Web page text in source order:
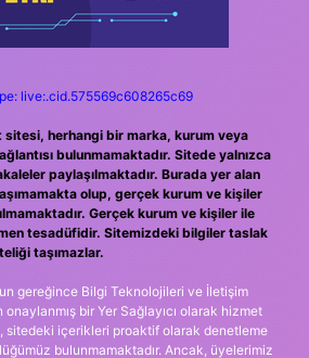
live:.cid.575569c608265c69
sitesi, herhangi bir marka, kurum veya
bulunmamaktadır. Sitede yalnızca
paylaşılmaktadır. Burada yer alan
olup, gerçek kurum ve kişiler
Gerçek kurum ve kişiler ile
tesadüfidir. Sitemizdeki bilgiler taslak
taşımazlar.
gereğince Bilgi Teknolojileri ve İletişim
onaylanmış bir Yer Sağlayıcı olarak hizmet
sitedeki içerikleri proaktif olarak denetleme
bulunmamaktadır. Ancak, üyelerimiz